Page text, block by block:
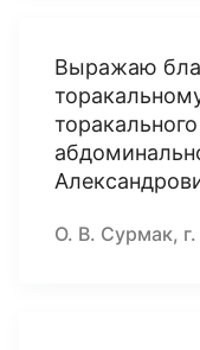
Выражаю
О. В. Сурмак,